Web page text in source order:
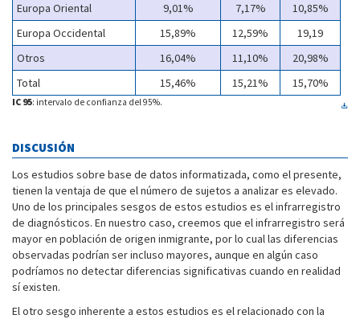
Europa Oriental
9,01% 7,17%
10,85%
Europa Occidental
15,89% 12,59%
19,19
Otros
16,04% 11,10%
20,98%
Total
15,46% 15,21% 15,70%
IC 95: intervalo de confianza del 95%.
DISCUSIÓN
Los estudios sobre base de datos informatizada, como el presente,
tienen la ventaja de que el número de sujetos a analizar es elevado.
Uno de los principales sesgos de estos estudios es el infrarregistro
de diagnósticos. En nuestro caso, creemos que el infrarregistro será
mayor en población de origen inmigrante, por lo cual las diferencias
observadas podrían ser incluso mayores, aunque en algún caso
podríamos no detectar diferencias significativas cuando en realidad
sí existen.
El otro sesgo inherente a estos estudios es el relacionado con la